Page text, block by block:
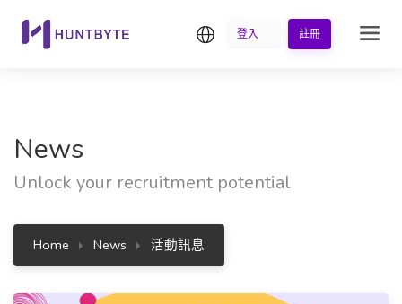
繁中登入 註冊
News
Unlock your recruitment potential
Home News 活動訊息